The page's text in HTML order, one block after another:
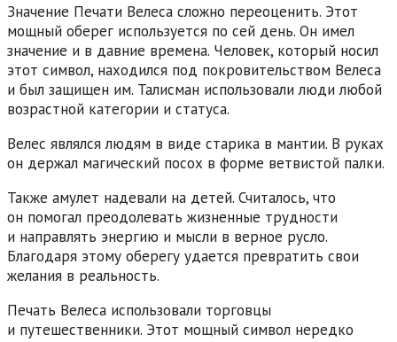
Значение Печати Велеса сложно переоценить. Этот
мощный оберег используется по сей день. Он имел
значение и в давние времена. Человек, который носил
этот символ, находился под покровительством Велеса
и был защищен им. Талисман использовали люди любой
возрастной категории и статуса.
Велес являлся людям в виде старика в мантии. В руках
он держал магический посох в форме ветвистой палки.
Также амулет надевали на детей. Считалось, что
он помогал преодолевать жизненные трудности
и направлять энергию и мысли в верное русло.
Благодаря этому оберегу удается превратить свои
желания в реальность.
Печать Велеса использовали торговцы
и путешественники. Этот мощный символ нередко